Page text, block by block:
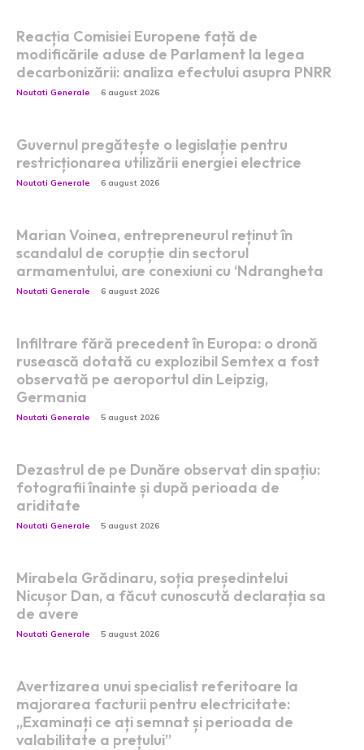
Reacția Comisiei Europene față de
modificările aduse de Parlament la legea
decarbonizării: analiza efectului asupra PNRR
Noutati Generale 6 august 2026
Guvernul pregătește o legislație pentru
restricționarea utilizării energiei electrice
Noutati Generale 6 august 2026
Marian Voinea, entrepreneurul reținut în
scandalul de corupție din sectorul
armamentului, are conexiuni cu ‘Ndrangheta
Noutati Generale 6 august 2026
Infiltrare fără precedent în Europa: o dronă
rusească dotată cu explozibil Semtex a fost
observată pe aeroportul din Leipzig,
Germania
Noutati Generale 5 august 2026
Dezastrul de pe Dunăre observat din spațiu:
fotografii înainte și după perioada de
ariditate
Noutati Generale 5 august 2026
Mirabela Grădinaru, soția președintelui
Nicușor Dan, a făcut cunoscută declarația sa
de avere
Noutati Generale 5 august 2026
Avertizarea unui specialist referitoare la
majorarea facturii pentru electricitate:
„Examinați ce ați semnat și perioada de
valabilitate a prețului”